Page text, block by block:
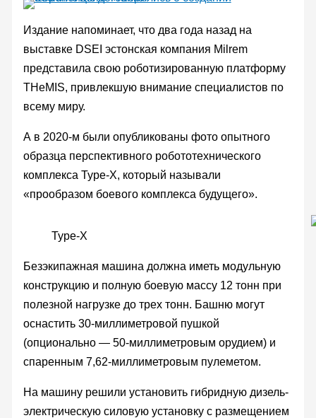
Издание напоминает, что два года назад на
выставке DSEI эстонская компания Milrem
представила свою роботизированную платформу
THeMIS, привлекшую внимание специалистов по
всему миру.
А в 2020-м были опубликованы фото опытного
образца перспективного робототехнического
комплекса Type-X, который называли
«прообразом боевого комплекса будущего».
Type-X
Безэкипажная машина должна иметь модульную
конструкцию и полную боевую массу 12 тонн при
полезной нагрузке до трех тонн. Башню могут
оснастить 30-миллиметровой пушкой
(опционально — 50-миллиметровым орудием) и
спаренным 7,62-миллиметровым пулеметом.
На машину решили установить гибридную дизель-
электрическую силовую установку с размещением